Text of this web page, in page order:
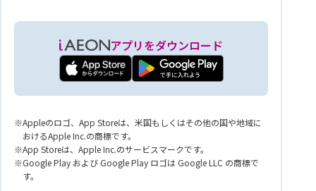
アプリをダウンロード
Appleのロゴ、App Storeは、米国もしくはその他の国や地域に
おけるApple Inc.の商標です。
App Storeは、Apple Inc.のサービスマークです。
Google Play および Google Play ロゴは Google LLC の商標で
す。